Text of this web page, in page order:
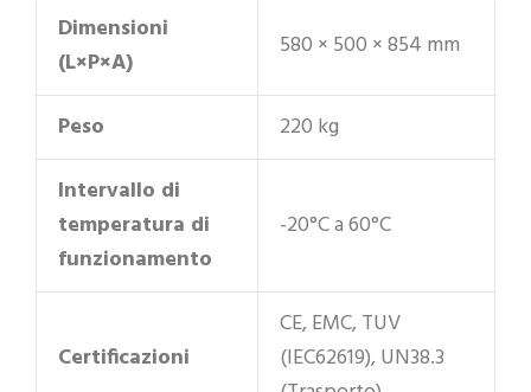
Dimensioni
(L×P×A)
580 × 500 × 854 mm
Peso
220 kg
Intervallo di
temperatura di
funzionamento
-20°C a 60°C
Certificazioni
CE, EMC, TUV
(IEC62619), UN38.3